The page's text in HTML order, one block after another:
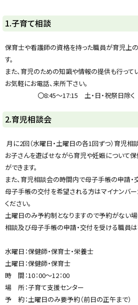
1.子育て相談
保育士や看護師の資格を持った職員が育児上
す。
また、育児のための知識や情報の提供も行ってい
お気軽にお電話、来所下さい。
〇8:45～17:15 土・日・祝祭日除く
ト
ッ
プ
に
戻
る
2.育児相談会
月に2回（水曜日・土曜日の各1回ずつ）育児相
お子さんを遊ばせながら育児や妊娠について保
ができます。
また、育児相談会の時間内で母子手帳の申請・
母子手帳の交付を希望される方はマイナンバ
ください。
土曜日のみ予約制となりますので予約がない
相談及び母子手帳の申請・交付を受ける職員は
水曜日：保健師・保育士・栄養士
土曜日：保健師・保育士
時 間：10：00～12：00
場 所：子育て支援センター
予 約：土曜日のみ要予約（前日の正午まで）